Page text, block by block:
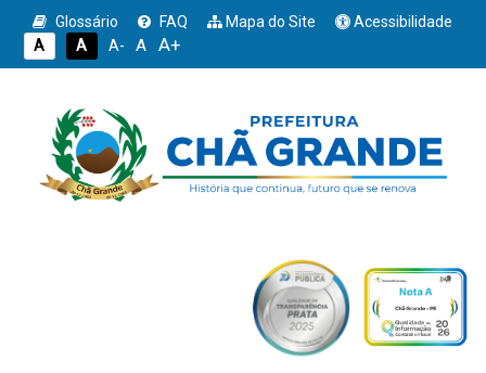
Glossário FAQ Mapa do Site
Acessibilidade
A
A A- A A+